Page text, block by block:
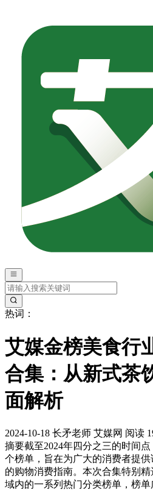
热词：
艾媒金榜美食行
合集：从新式茶
面解析
2024-10-18 长矛老师 艾媒网 阅读
摘要截至2024年四分之三的时间
个榜单，旨在为广大的消费者提
的购物消费指南。本次合集特别
域内的一系列热门分类榜单，榜单